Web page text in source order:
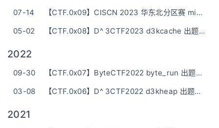
07-14
【CTF.0x09】CISCN 2023 华东北分区赛 minidb、kkk 出题手记
05-02
【CTF.0x08】D^ 3CTF2023 d3kcache 出题手记
2022
09-30
【CTF.0x07】ByteCTF2022 byte_run 出题手记
03-08
【CTF.0x06】D^ 3CTF2022 d3kheap 出题手记
2021